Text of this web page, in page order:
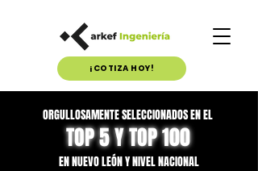
¡COTIZA HOY!
ORGULLOSAMENTE SELECCIONADOS EN EL
TOP 5 Y TOP 100
EN NUEVO LEÓN Y NIVEL NACIONAL